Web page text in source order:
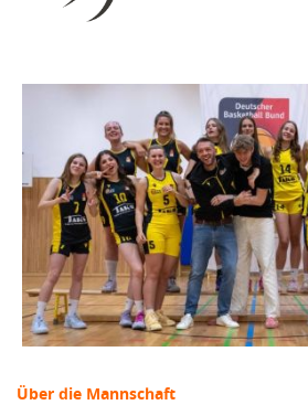
Über die Mannschaft